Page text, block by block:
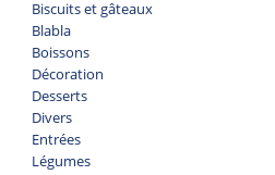
Biscuits et gâteaux
Blabla
Boissons
Décoration
Desserts
Divers
Entrées
Légumes